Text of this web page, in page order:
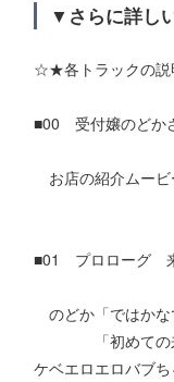
▼さらに詳し
☆★各トラックの
■00 受付嬢のどか
お店の紹介ムービ
■01 プロローグ
のどか「ではかな
「初めての来園
ケベエロエロバブち